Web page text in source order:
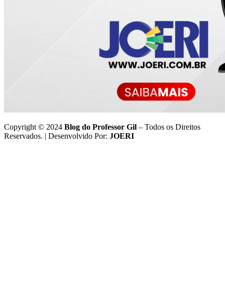
Copyright © 2024 Blog do Professor Gil – Todos os Direitos
Reservados. | Desenvolvido Por: JOERI